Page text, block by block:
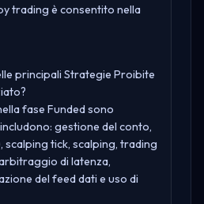
trading è consentito nella
principali Strategie Proibite
fase Funded sono
gestione del conto,
scalping tick, scalping, trading
di latenza,
del feed dati e uso di